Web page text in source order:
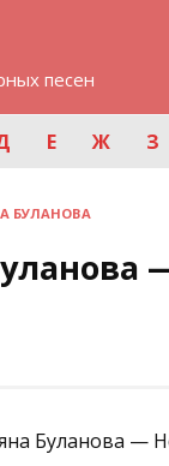
песен
Е Ж З
БУЛАНОВА
Буланова —